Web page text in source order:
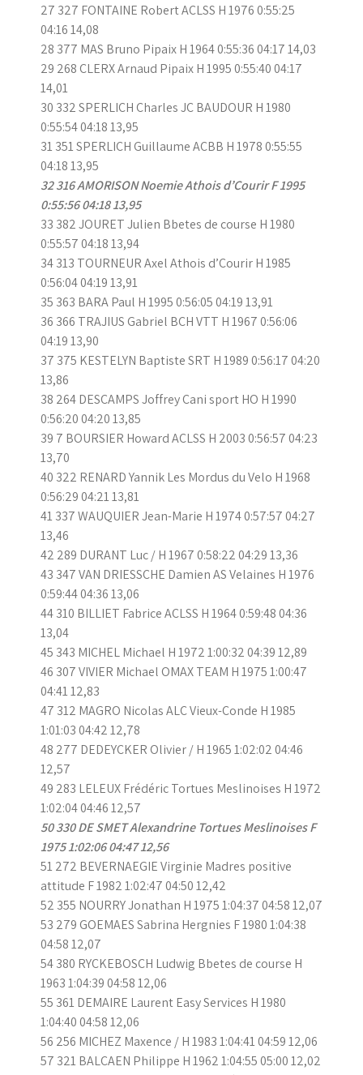
27 327 FONTAINE Robert ACLSS H 1976 0:55:25
04:16 14,08
28 377 MAS Bruno Pipaix H 1964 0:55:36 04:17 14,03
29 268 CLERX Arnaud Pipaix H 1995 0:55:40 04:17
14,01
30 332 SPERLICH Charles JC BAUDOUR H 1980
0:55:54 04:18 13,95
31 351 SPERLICH Guillaume ACBB H 1978 0:55:55
04:18 13,95
32 316 AMORISON Noemie Athois d’Courir F 1995
0:55:56 04:18 13,95
33 382 JOURET Julien Bbetes de course H 1980
0:55:57 04:18 13,94
34 313 TOURNEUR Axel Athois d’Courir H 1985
0:56:04 04:19 13,91
35 363 BARA Paul H 1995 0:56:05 04:19 13,91
36 366 TRAJIUS Gabriel BCH VTT H 1967 0:56:06
04:19 13,90
37 375 KESTELYN Baptiste SRT H 1989 0:56:17 04:20
13,86
38 264 DESCAMPS Joffrey Cani sport HO H 1990
0:56:20 04:20 13,85
39 7 BOURSIER Howard ACLSS H 2003 0:56:57 04:23
13,70
40 322 RENARD Yannik Les Mordus du Velo H 1968
0:56:29 04:21 13,81
41 337 WAUQUIER Jean-Marie H 1974 0:57:57 04:27
13,46
42 289 DURANT Luc / H 1967 0:58:22 04:29 13,36
43 347 VAN DRIESSCHE Damien AS Velaines H 1976
0:59:44 04:36 13,06
44 310 BILLIET Fabrice ACLSS H 1964 0:59:48 04:36
13,04
45 343 MICHEL Michael H 1972 1:00:32 04:39 12,89
46 307 VIVIER Michael OMAX TEAM H 1975 1:00:47
04:41 12,83
47 312 MAGRO Nicolas ALC Vieux-Conde H 1985
1:01:03 04:42 12,78
48 277 DEDEYCKER Olivier / H 1965 1:02:02 04:46
12,57
49 283 LELEUX Frédéric Tortues Meslinoises H 1972
1:02:04 04:46 12,57
50 330 DE SMET Alexandrine Tortues Meslinoises F
1975 1:02:06 04:47 12,56
51 272 BEVERNAEGIE Virginie Madres positive
attitude F 1982 1:02:47 04:50 12,42
52 355 NOURRY Jonathan H 1975 1:04:37 04:58 12,07
53 279 GOEMAES Sabrina Hergnies F 1980 1:04:38
04:58 12,07
54 380 RYCKEBOSCH Ludwig Bbetes de course H
1963 1:04:39 04:58 12,06
55 361 DEMAIRE Laurent Easy Services H 1980
1:04:40 04:58 12,06
56 256 MICHEZ Maxence / H 1983 1:04:41 04:59 12,06
57 321 BALCAEN Philippe H 1962 1:04:55 05:00 12,02